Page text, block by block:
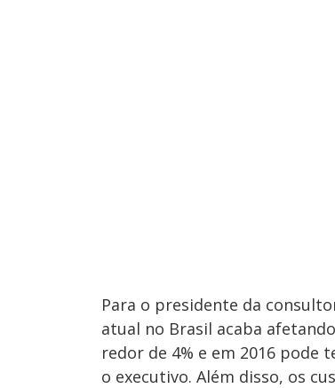
Para o presidente da
atual no Brasil acaba
redor de 4% e em 2016
o executivo. Além disso, os